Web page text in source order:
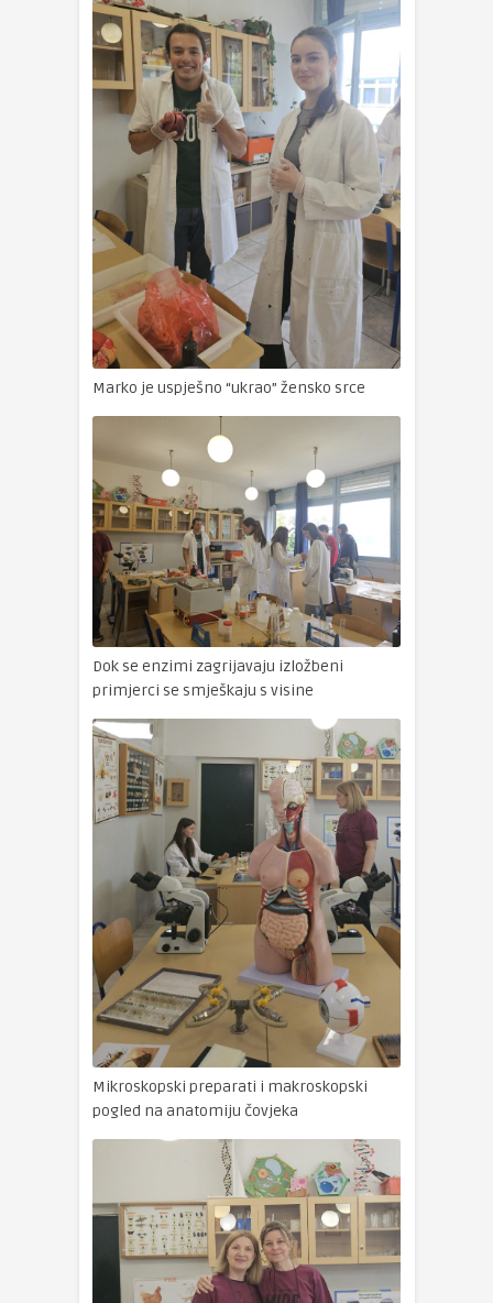
Marko je uspješno “ukrao” žensko srce
Dok se enzimi zagrijavaju izložbeni
primjerci se smješkaju s visine
Mikroskopski preparati i makroskopski
pogled na anatomiju čovjeka